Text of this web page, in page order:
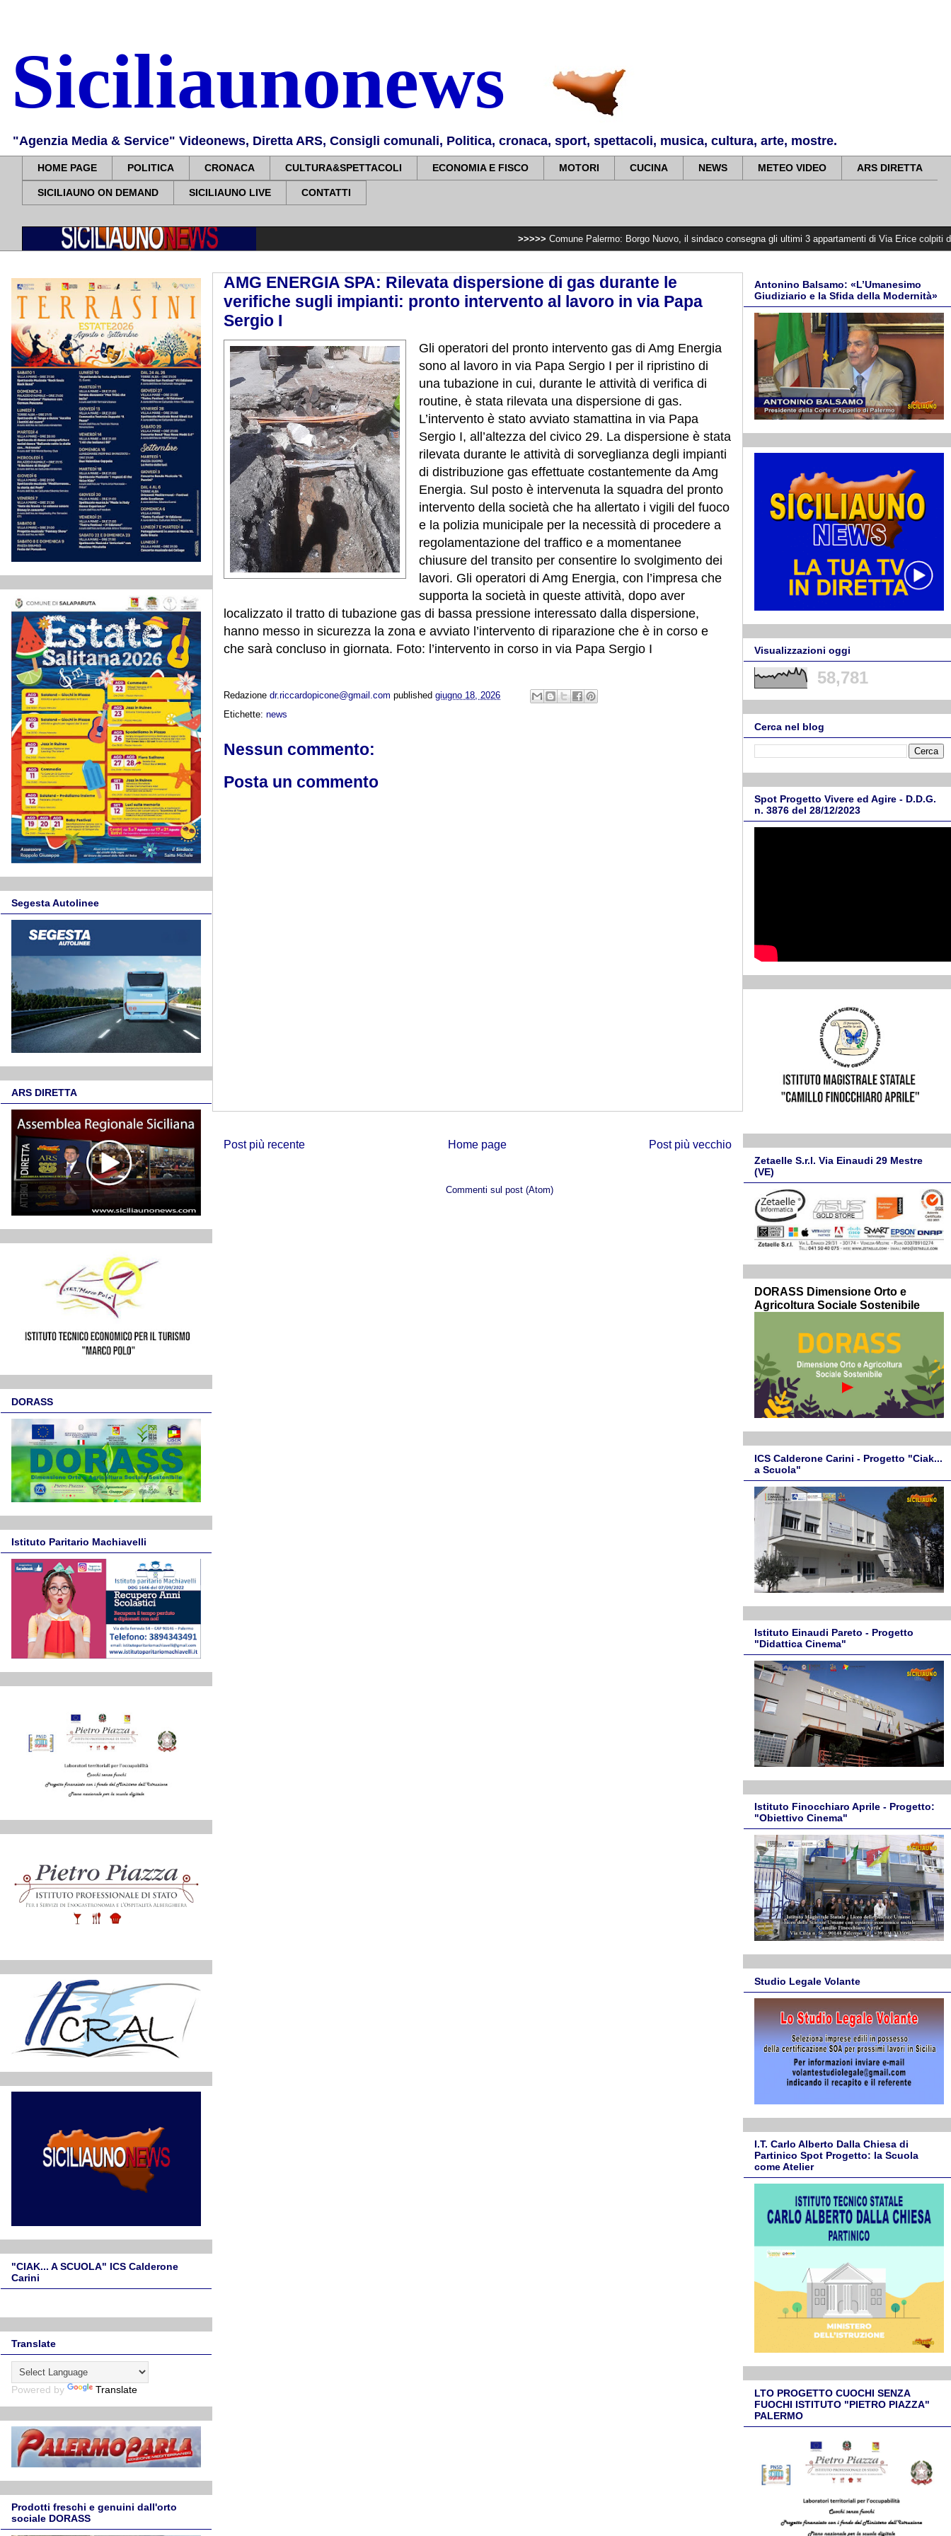
Siciliaunonews
"Agenzia Media & Service" Videonews, Diretta ARS, Consigli comunali, Politica, cronaca, sport, spettacoli, musica, cultura, arte, mostre.
HOME PAGE POLITICA CRONACA CULTURA&SPETTACOLI ECONOMIA E FISCO MOTORI CUCINA NEWS METEO VIDEO ARS DIRETTA
SICILIAUNO ON DEMAND SICILIAUNO LIVE CONTATTI
Comune Palermo: Borgo Nuovo, il sindaco consegna gli ultimi 3 appartamenti di Via Erice colpiti dagli incendi
AMG ENERGIA SPA: Rilevata dispersione di gas durante le
verifiche sugli impianti: pronto intervento al lavoro in via Papa
Sergio I
Gli operatori del pronto intervento gas di Amg Energia
sono al lavoro in via Papa Sergio I per il ripristino di
una tubazione in cui, durante le attività di verifica di
routine, è stata rilevata una dispersione di gas.
L’intervento è stato avviato stamattina in via Papa
Sergio I, all’altezza del civico 29. La dispersione è stata
rilevata durante le attività di sorveglianza degli impianti
di distribuzione gas effettuate costantemente da Amg
Energia. Sul posto è intervenuta la squadra del pronto
intervento della società che ha allertato i vigili del fuoco
e la polizia municipale per la necessità di procedere a
regolamentazione del traffico e a momentanee
chiusure del transito per consentire lo svolgimento dei
lavori. Gli operatori di Amg Energia, con l’impresa che
supporta la società in queste attività, dopo aver
localizzato il tratto di tubazione gas di bassa pressione interessato dalla dispersione,
hanno messo in sicurezza la zona e avviato l’intervento di riparazione che è in corso e
che sarà concluso in giornata. Foto: l’intervento in corso in via Papa Sergio I
Redazione dr.riccardopicone@gmail.com published giugno 18, 2026
Etichette: news
Nessun commento:
Posta un commento
Post più recente Post più vecchio
Home page
Commenti sul post (Atom)
Segesta Autolinee
ARS DIRETTA
DORASS
Istituto Paritario Machiavelli
"CIAK... A SCUOLA" ICS Calderone
Carini
Translate
Powered by Translate
Prodotti freschi e genuini dall'orto
sociale DORASS
Antonino Balsamo: «L’Umanesimo
Giudiziario e la Sfida della Modernità»
Visualizzazioni oggi
58,781
Cerca nel blog
Spot Progetto Vivere ed Agire - D.D.G.
n. 3876 del 28/12/2023
Zetaelle S.r.l. Via Einaudi 29 Mestre
(VE)
DORASS Dimensione Orto e
Agricoltura Sociale Sostenibile
ICS Calderone Carini - Progetto "Ciak...
a Scuola"
Istituto Einaudi Pareto - Progetto
"Didattica Cinema"
Istituto Finocchiaro Aprile - Progetto:
"Obiettivo Cinema"
Studio Legale Volante
I.T. Carlo Alberto Dalla Chiesa di
Partinico Spot Progetto: la Scuola
come Atelier
LTO PROGETTO CUOCHI SENZA
FUOCHI ISTITUTO "PIETRO PIAZZA"
PALERMO